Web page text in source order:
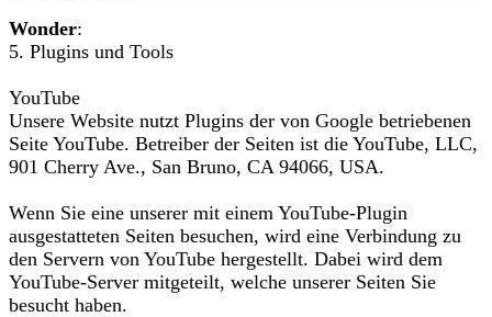
Wonder:
5. Plugins und Tools
YouTube
Unsere Website nutzt Plugins der von Google betriebenen
Seite YouTube. Betreiber der Seiten ist die YouTube, LLC,
901 Cherry Ave., San Bruno, CA 94066, USA.
Wenn Sie eine unserer mit einem YouTube-Plugin
ausgestatteten Seiten besuchen, wird eine Verbindung zu
den Servern von YouTube hergestellt. Dabei wird dem
YouTube-Server mitgeteilt, welche unserer Seiten Sie
besucht haben.